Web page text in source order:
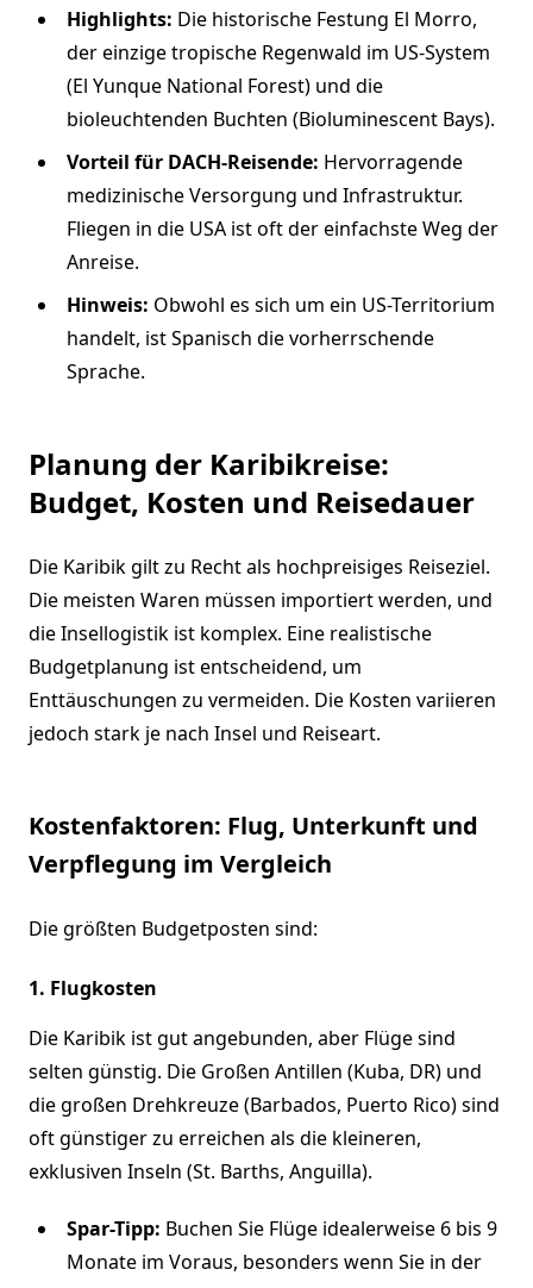
Highlights: Die historische Festung El Morro,
der einzige tropische Regenwald im US-System
(El Yunque National Forest) und die
bioleuchtenden Buchten (Bioluminescent Bays).
Vorteil für DACH-Reisende: Hervorragende
medizinische Versorgung und Infrastruktur.
Fliegen in die USA ist oft der einfachste Weg der
Anreise.
Hinweis: Obwohl es sich um ein US-Territorium
handelt, ist Spanisch die vorherrschende
Sprache.
Planung der Karibikreise:
Budget, Kosten und Reisedauer
Die Karibik gilt zu Recht als hochpreisiges Reiseziel.
Die meisten Waren müssen importiert werden, und
die Insellogistik ist komplex. Eine realistische
Budgetplanung ist entscheidend, um
Enttäuschungen zu vermeiden. Die Kosten variieren
jedoch stark je nach Insel und Reiseart.
Kostenfaktoren: Flug, Unterkunft und
Verpflegung im Vergleich
Die größten Budgetposten sind:
1. Flugkosten
Die Karibik ist gut angebunden, aber Flüge sind
selten günstig. Die Großen Antillen (Kuba, DR) und
die großen Drehkreuze (Barbados, Puerto Rico) sind
oft günstiger zu erreichen als die kleineren,
exklusiven Inseln (St. Barths, Anguilla).
Spar-Tipp: Buchen Sie Flüge idealerweise 6 bis 9
Monate im Voraus, besonders wenn Sie in der